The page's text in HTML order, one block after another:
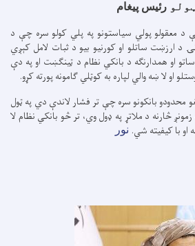
رئیس پیغام
د معقولو پولي سیاستونو په پلي کولو سره چې د
د ارزښت ساتلو او کورنیو بیو د ثبات لامل کېږي
او همدارنګه د بانکي نظام د ټینګښت او په دې
او لا ښه والي لپاره به کوټلي ګامونه پورته کړو.
محدودو بانکونو سره چې تر فشار لاندې دي په ټول
څارنه د ملاتړ په ډول وي، تر څو بانکي نظام لا
او با کیفیته شي. نور